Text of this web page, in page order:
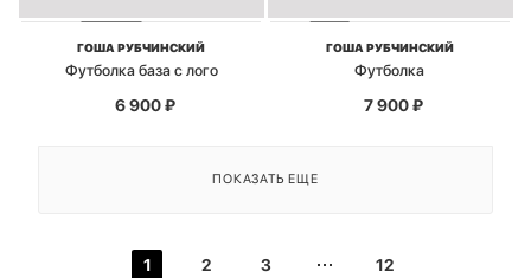
ГОША РУБЧИНСКИЙ
Футболка база с лого
6 900₽
ГОША РУБЧИНСКИЙ
Футболка
7 900₽
ПОКАЗАТЬ ЕЩЕ
1 2 3 12